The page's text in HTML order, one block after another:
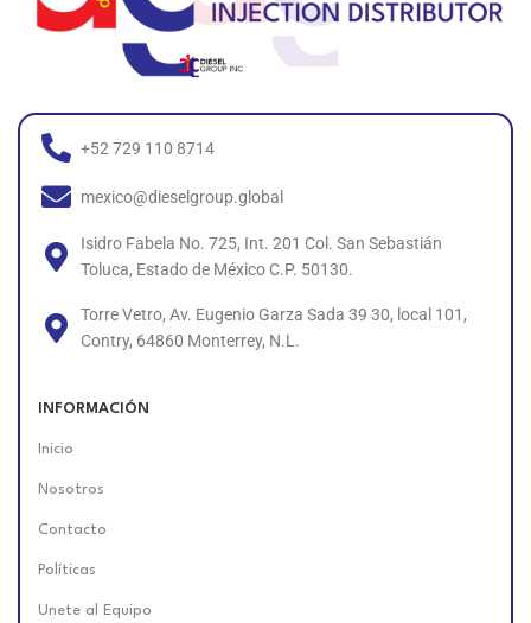
+52 729 110 8714
mexico@dieselgroup.global
Isidro Fabela No. 725, Int. 201 Col. San Sebastián
Toluca, Estado de México C.P. 50130.
Torre Vetro, Av. Eugenio Garza Sada 39 30, local 101,
Contry, 64860 Monterrey, N.L.
INFORMACIÓN
Inicio
Nosotros
Contacto
Políticas
Unete al Equipo